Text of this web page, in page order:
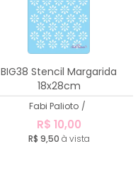
BIG38 Stencil Margarida
18x28cm
Fabi Palioto /
R$ 10,00
R$ 9,50 à vista